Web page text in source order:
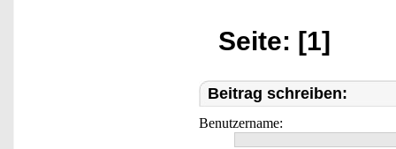
Seite: [1]
Beitrag schreiben:
Benutzername: